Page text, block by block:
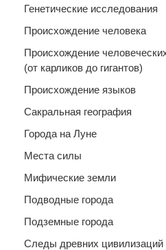
Генетические исследования
Происхождение человека
Происхождение
(от карликов до гигантов)
Происхождение языков
Сакральная география
Города на Луне
Места силы
Мифические земли
Подводные города
Подземные города
Следы древних цивилизаций